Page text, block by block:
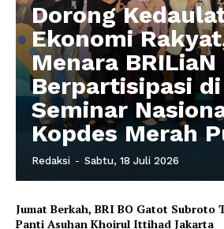
Dorong
Ekonomi
Menara BRILiaN
Berpartisipasi di
Seminar
Kopdes Merah
Redaksi - Sabtu, 18 Juli 2026
Jumat Berkah, BRI BO Gatot Subroto
Panti Asuhan Khoirul Ittihad Jakarta